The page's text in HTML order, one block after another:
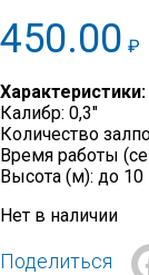
450.00 ₽
Характеристики:
Калибр: 0,3″
Количество
Время работы
Высота (м): до 10
Нет в наличии
Поделиться